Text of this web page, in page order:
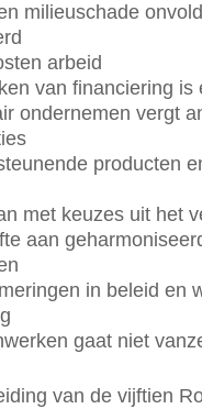
milieuschade
arbeid
van financiering is
ondernemen vergt
producten
met keuzes uit het
aan
in beleid en
gaat niet
van de vijftien